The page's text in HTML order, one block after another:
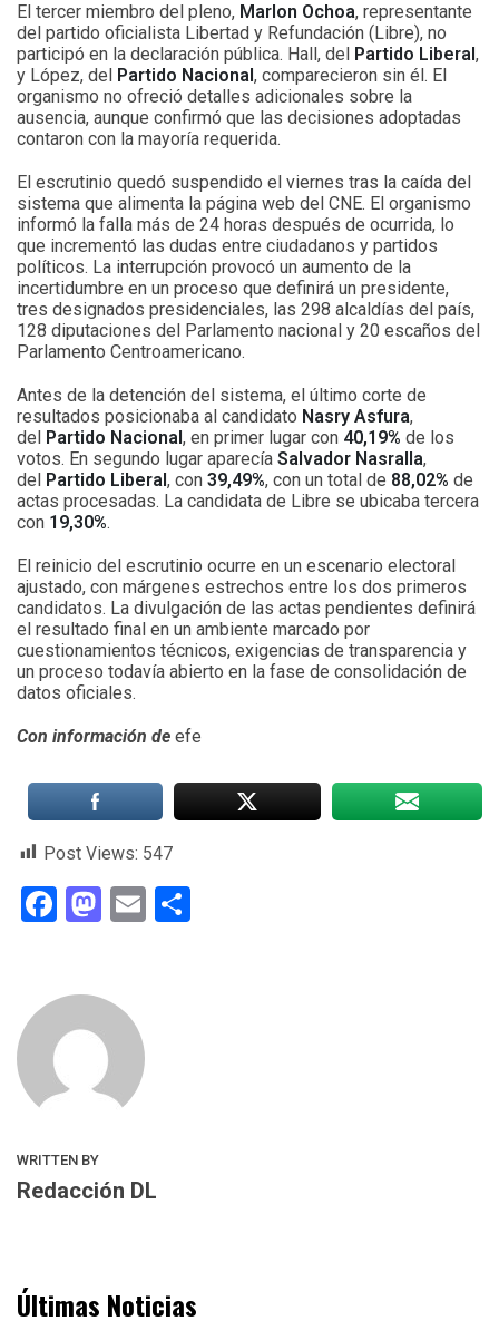
El tercer miembro del pleno, Marlon Ochoa, representante
del partido oficialista Libertad y Refundación (Libre), no
participó en la declaración pública. Hall, del Partido Liberal,
y López, del Partido Nacional, comparecieron sin él. El
organismo no ofreció detalles adicionales sobre la
ausencia, aunque confirmó que las decisiones adoptadas
contaron con la mayoría requerida.
El escrutinio quedó suspendido el viernes tras la caída del
sistema que alimenta la página web del CNE. El organismo
informó la falla más de 24 horas después de ocurrida, lo
que incrementó las dudas entre ciudadanos y partidos
políticos. La interrupción provocó un aumento de la
incertidumbre en un proceso que definirá un presidente,
tres designados presidenciales, las 298 alcaldías del país,
128 diputaciones del Parlamento nacional y 20 escaños del
Parlamento Centroamericano.
Antes de la detención del sistema, el último corte de
resultados posicionaba al candidato Nasry Asfura,
del Partido Nacional, en primer lugar con 40,19% de los
votos. En segundo lugar aparecía Salvador Nasralla,
del Partido Liberal, con 39,49%, con un total de 88,02% de
actas procesadas. La candidata de Libre se ubicaba tercera
con 19,30%.
El reinicio del escrutinio ocurre en un escenario electoral
ajustado, con márgenes estrechos entre los dos primeros
candidatos. La divulgación de las actas pendientes definirá
el resultado final en un ambiente marcado por
cuestionamientos técnicos, exigencias de transparencia y
un proceso todavía abierto en la fase de consolidación de
datos oficiales.
Con información de efe
Post Views: 547
Facebook
Mastodon
Email
WRITTEN BY
Redacción DL
Últimas Noticias